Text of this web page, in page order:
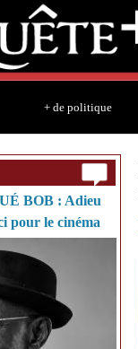
+ de politique
BOB : Adieu
pour le cinéma